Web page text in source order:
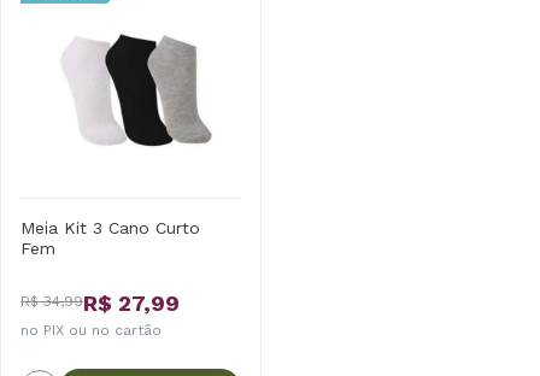
Meia Kit 3 Cano Curto
Fem
R$ 34,99R$ 27,99
no PIX ou no cartão